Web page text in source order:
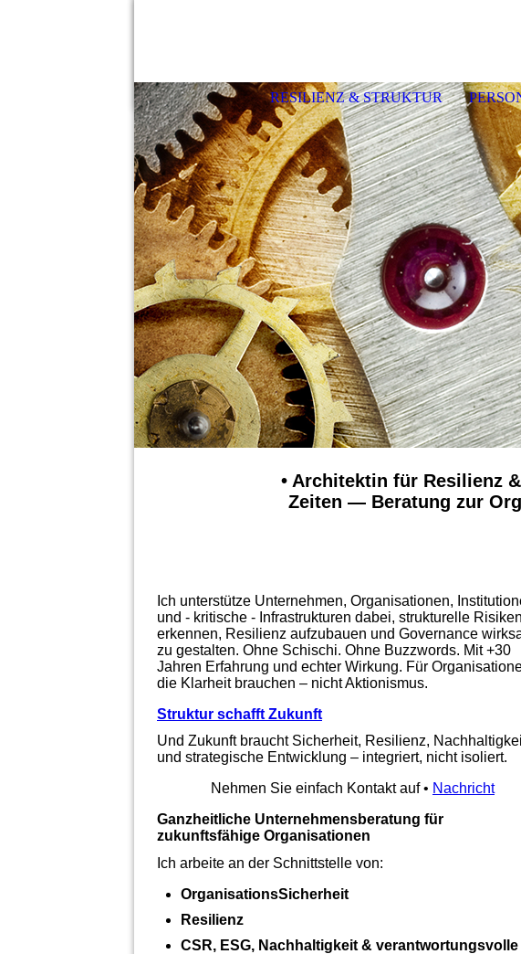
RESILIENZ & STRUKTUR
• Architektin für Resilienz
Zeiten — Beratung zur
Ich unterstütze Unternehmen, Organisationen,
und - kritische - Infrastrukturen dabei, strukturelle
erkennen, Resilienz aufzubauen und Governance
zu gestalten. Ohne Schischi. Ohne Buzzwords. Mit +30
Jahren Erfahrung und echter Wirkung. Für
die Klarheit brauchen – nicht Aktionismus.
Struktur schafft Zukunft
Und Zukunft braucht Sicherheit, Resilienz,
und strategische Entwicklung – integriert, nicht isoliert.
Nehmen Sie einfach Kontakt auf • Nachricht
Ganzheitliche Unternehmensberatung für
zukunftsfähige Organisationen
Ich arbeite an der Schnittstelle von:
OrganisationsSicherheit
Resilienz
CSR, ESG, Nachhaltigkeit &